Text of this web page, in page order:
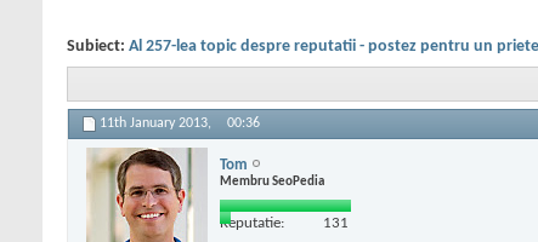
Subiect: Al 257-lea topic despre reputatii - postez pentru un
11th January 2013, 00:36
Tom
Membru SeoPedia
Reputatie: 131